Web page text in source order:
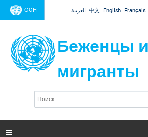
Jump to navigation
ООН العربية 中文 English Français
Беженцы и
мигранты
и
